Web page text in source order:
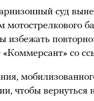
суд
избежать
со
чтобы вернуться